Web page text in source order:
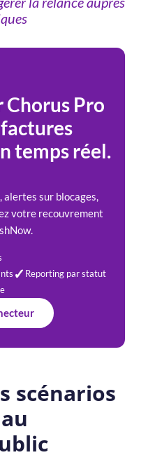
Pro
temps réel.
sur blocages,
votre recouvrement
✓ Reporting par statut
scénarios